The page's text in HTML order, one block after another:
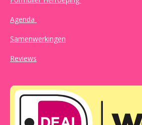
Agenda
Samenwerkingen
Reviews